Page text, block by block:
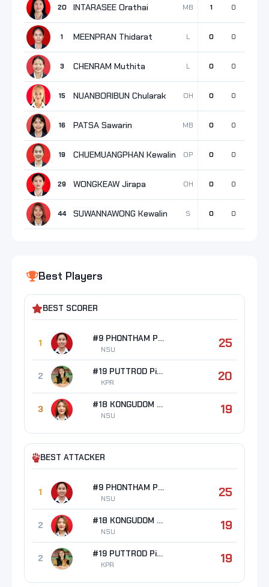
20 INTARASEE Orathai MB 1 0
1 MEENPRAN Thidarat L 0 0
3 CHENRAM Muthita L 0 0
15 NUANBORIBUN Chularak OH 0 0
16 PATSA Sawarin MB 0 0
19 CHUEMUANGPHAN Kewalin OP 0 0
29 WONGKEAW Jirapa OH 0 0
44 SUWANNAWONG Kewalin S 0 0
Best Players
BEST SCORER
1 #9 PHONTHAM Papatchaya
NSU 25
2 #19 PUTTROD Piyawan
KPR 20
3 #18 KONGUDOM Prapatsorn
NSU 19
BEST ATTACKER
1 #9 PHONTHAM Papatchaya
NSU 25
2 #18 KONGUDOM Prapatsorn
NSU 19
2 #19 PUTTROD Piyawan
KPR 19